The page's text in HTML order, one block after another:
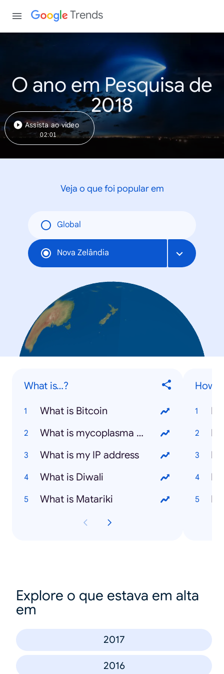
Trends
O ano em Pesquisa de
2018
Assista ao vídeo
02:01
Veja o que foi popular em
Global
Nova Zelândia
What is…?
What is Bitcoin
What is mycoplasma bovis
What is my IP address
What is Diwali
What is Matariki
How
Explore o que estava em alta
em
2017
2016